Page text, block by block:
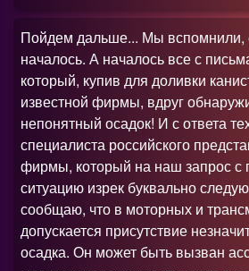
Пойдем дальше... Мы вспомнили,
началось. А началось все с
который, купив для доливки
известной фирмы, вдруг
непонятный осадок! И с ответа
специалиста российского
фирмы, который на наш запрос с
ситуацию изрек буквально
сообщаю, что в моторных и
допускается присутствие
осадка. Он может быть вызван